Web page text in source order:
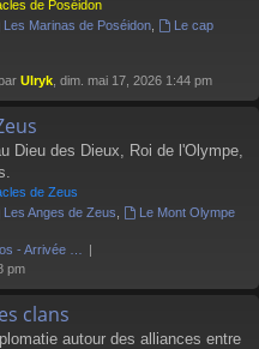
de Poséidon
Les Marinas de Poséidon,
Le cap
Ulryk , dim. mai 17, 2026 1:44 pm
Dieu des Dieux, Roi de l'Olympe,
de Zeus
Les Anges de Zeus
Le Mont Olympe
- Arrivée …
pm
clans
autour des alliances entre